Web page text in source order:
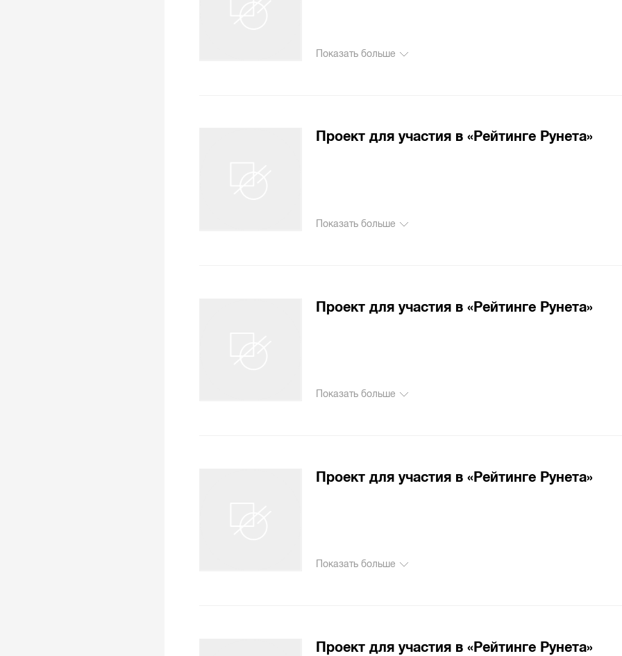
Показать больше
Проект для участия в «Рейтинге Рунета»
Показать больше
Проект для участия в «Рейтинге Рунета»
Показать больше
Проект для участия в «Рейтинге Рунета»
Показать больше
Проект для участия в «Рейтинге Рунета»